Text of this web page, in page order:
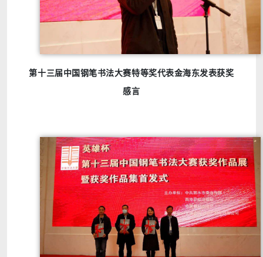
第十三届中国钢笔书法大赛特等奖代表金海东发表获奖
感言